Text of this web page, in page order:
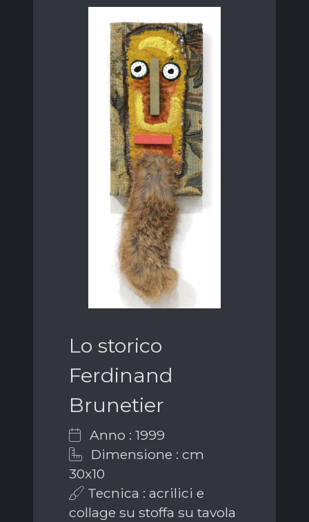
Lo storico
Ferdinand
Brunetier
Anno : 1999
Dimensione : cm
30x10
Tecnica : acrilici e
collage su stoffa su tavola